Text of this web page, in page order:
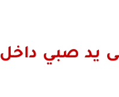
يد صبي داخل